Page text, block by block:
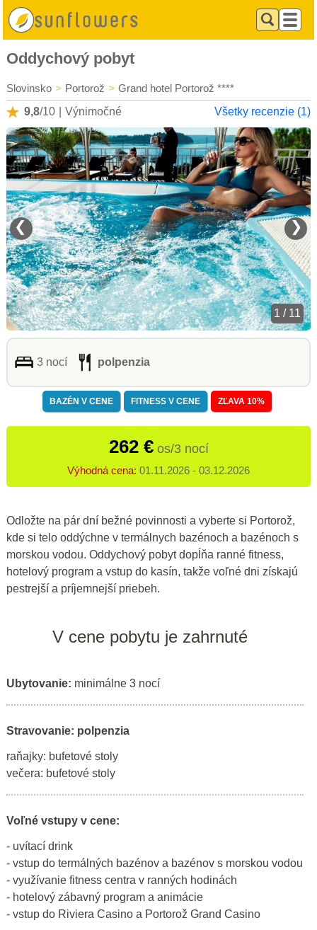
Oddychový pobyt
Slovinsko > Portorož > Grand hotel Portorož ****
9,8/10 Výnimočné Všetky recenzie (1)
❮ ❯
1 / 11
3 nocí polpenzia
BAZÉN V CENE FITNESS V CENE ZĽAVA 10%
262 €os/3 nocí
Výhodná cena: 01.11.2026 - 03.12.2026
Odložte na pár dní bežné povinnosti a vyberte si Portorož,
kde si telo oddýchne v termálnych bazénoch a bazénoch s
morskou vodou. Oddychový pobyt dopĺňa ranné fitness,
hotelový program a vstup do kasín, takže voľné dni získajú
pestrejší a príjemnejší priebeh.
V cene pobytu je zahrnuté
Ubytovanie: minimálne 3 nocí
Stravovanie: polpenzia
raňajky: bufetové stoly
večera: bufetové stoly
Voľné vstupy v cene:
- uvítací drink
- vstup do termálných bazénov a bazénov s morskou vodou
- využívanie fitness centra v ranných hodinách
- hotelový zábavný program a animácie
- vstup do Riviera Casino a Portorož Grand Casino